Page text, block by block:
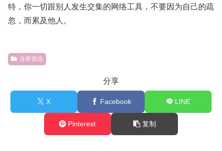
特，你一切跟别人发生交集的网络工具，不要因为自己的疏
忽，而累及他人。
业界资讯
分享
X Facebook LINE
Pinterest 复制